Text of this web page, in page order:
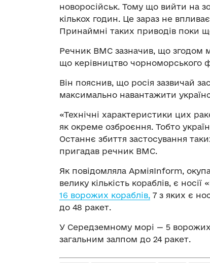
новоросійськ. Тому що вийти на
кількох годин. Це зараз не
Принаймні таких приводів поки
Речник ВМС зазначив, що згодом
що керівництво чорноморського
Він пояснив, що росія зазвичай
максимально навантажити
«Технічні характеристики цих
як окреме озброєння. Тобто
Останнє збиття застосування
пригадав речник ВМС.
Як повідомляла АрміяInform,
велику кількість кораблів, є
16 ворожих кораблів, 7 з яких є
до 48 ракет.
У Середземному морі — 5 ворожих
загальним залпом до 24 ракет.